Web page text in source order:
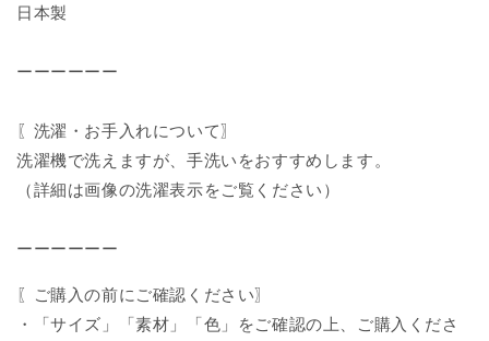
日本製
ーーーーーー
〖洗濯・お手入れについて〗
洗濯機で洗えますが、手洗いをおすすめします。
（詳細は画像の洗濯表示をご覧ください）
ーーーーーー
〖ご購入の前にご確認ください〗
・「サイズ」「素材」「色」をご確認の上、ご購入くださ